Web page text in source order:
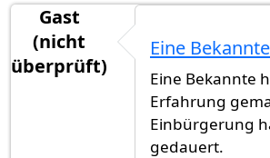
Gast
(nicht
überprüft)
Eine
Eine Bekannte
Erfahrung
Einbürgerung
gedauert.